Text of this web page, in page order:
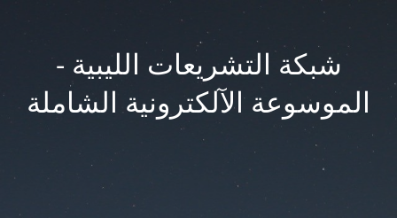
شبكة التشريعات الليبية -
الموسوعة الآلكترونية الشاملة